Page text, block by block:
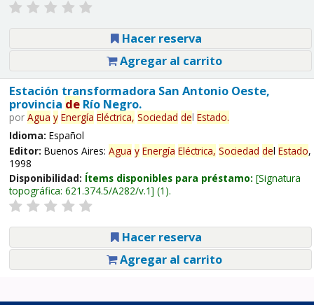
Hacer reserva
Agregar al carrito
Estación transformadora San Antonio Oeste,
provincia deRío Negro.
por Agua y Energía Eléctrica, Sociedad del Estado.
Idioma: Español
Editor: Buenos Aires: Agua y Energía Eléctrica, Sociedad del Estado,
1998
Disponibilidad: Ítems disponibles para préstamo: Signatura
topográfica: 621.374.5/A282/v.1 (1).
Hacer reserva
Agregar al carrito